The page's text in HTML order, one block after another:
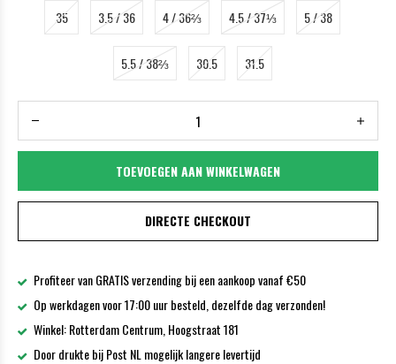
35 3.5 / 36 4 / 36⅔ 4.5 / 37⅓ 5 / 38
5.5 / 38⅔ 30.5 31.5
TOEVOEGEN AAN WINKELWAGEN
DIRECTE CHECKOUT
Profiteer van GRATIS verzending bij een aankoop vanaf €50
Op werkdagen voor 17:00 uur besteld, dezelfde dag verzonden!
Winkel: Rotterdam Centrum, Hoogstraat 181
Door drukte bij Post NL mogelijk langere levertijd